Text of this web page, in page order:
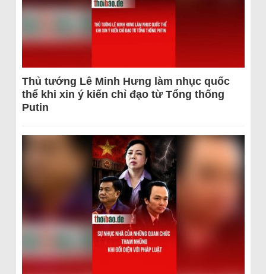
Thủ tướng Lê Minh Hưng làm nhục quốc
thể khi xin ý kiến chỉ đạo từ Tổng thống
Putin